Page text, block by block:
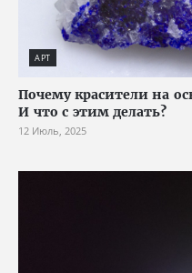
АРТ
Почему красители на
И что с этим делать?
12 Июль, 2025